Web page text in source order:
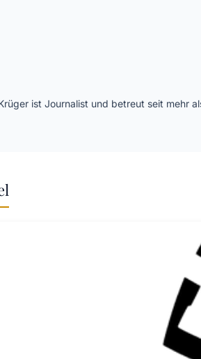
ist Journalist und betreut seit mehr